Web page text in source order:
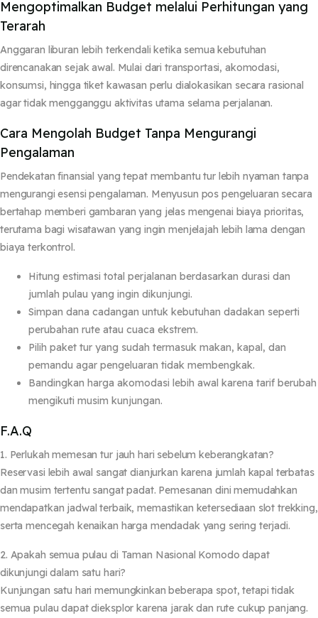
Mengoptimalkan Budget melalui Perhitungan yang
Terarah
Anggaran liburan lebih terkendali ketika semua kebutuhan
direncanakan sejak awal. Mulai dari transportasi, akomodasi,
konsumsi, hingga tiket kawasan perlu dialokasikan secara rasional
agar tidak mengganggu aktivitas utama selama perjalanan.
Cara Mengolah Budget Tanpa Mengurangi
Pengalaman
Pendekatan finansial yang tepat membantu tur lebih nyaman tanpa
mengurangi esensi pengalaman. Menyusun pos pengeluaran secara
bertahap memberi gambaran yang jelas mengenai biaya prioritas,
terutama bagi wisatawan yang ingin menjelajah lebih lama dengan
biaya terkontrol.
Hitung estimasi total perjalanan berdasarkan durasi dan
jumlah pulau yang ingin dikunjungi.
Simpan dana cadangan untuk kebutuhan dadakan seperti
perubahan rute atau cuaca ekstrem.
Pilih paket tur yang sudah termasuk makan, kapal, dan
pemandu agar pengeluaran tidak membengkak.
Bandingkan harga akomodasi lebih awal karena tarif berubah
mengikuti musim kunjungan.
F.A.Q
1. Perlukah memesan tur jauh hari sebelum keberangkatan?
Reservasi lebih awal sangat dianjurkan karena jumlah kapal terbatas
dan musim tertentu sangat padat. Pemesanan dini memudahkan
mendapatkan jadwal terbaik, memastikan ketersediaan slot trekking,
serta mencegah kenaikan harga mendadak yang sering terjadi.
2. Apakah semua pulau di Taman Nasional Komodo dapat
dikunjungi dalam satu hari?
Kunjungan satu hari memungkinkan beberapa spot, tetapi tidak
semua pulau dapat dieksplor karena jarak dan rute cukup panjang.